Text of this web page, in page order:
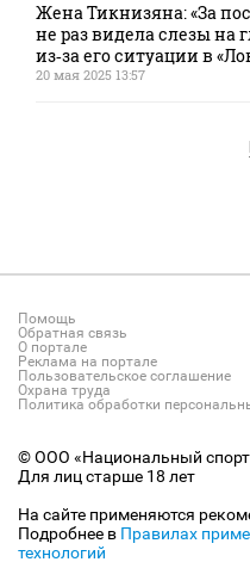
Жена Тикнизяна: «За
не раз видела слезы на
из‑за его ситуации в
20 мая 2025 13:57
Помощь
Обратная связь
О портале
Реклама на портале
Пользовательское соглашение
Охрана труда
Политика обработки
© ООО «Национальный
Для лиц старше 18 лет
На сайте применяются
Подробнее в Правилах
технологий